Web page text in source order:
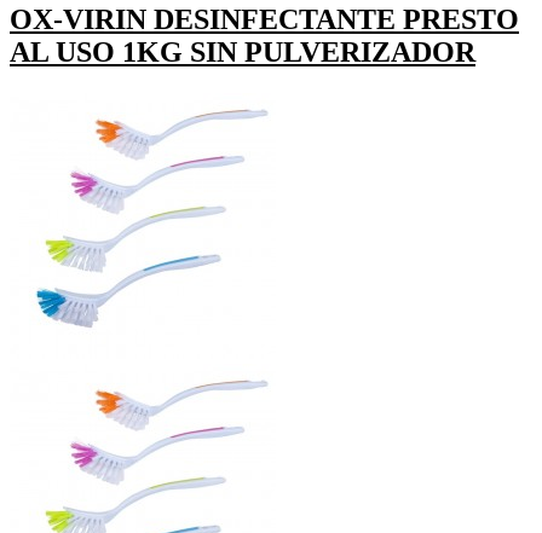
OX-VIRIN DESINFECTANTE PRESTO
AL USO 1KG SIN PULVERIZADOR